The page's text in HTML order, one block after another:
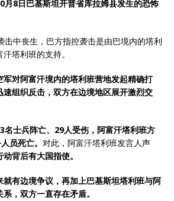
月8日巴基斯坦开普省库拉姆县发生的恐怖
击中丧生，巴方指控袭击是由巴境内的塔利
塔利班的支持。
军对阿富汗境内的塔利班营地发起精确打
组织反击，双方在边境地区展开激烈交
名士兵阵亡、29人受伤，阿富汗塔利班方
员死亡。 对此，阿富汗塔利班发言人声
背后有大国指使。
就有边境争议，再加上巴基斯坦塔利班与阿
，双方一直存在矛盾。